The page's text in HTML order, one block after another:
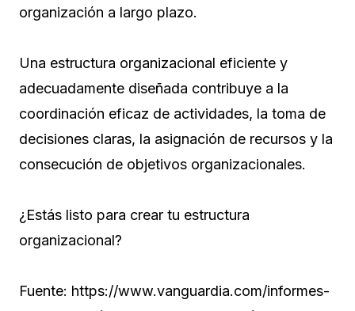
organización a largo plazo.
Una estructura organizacional eficiente y
adecuadamente diseñada contribuye a la
coordinación eficaz de actividades, la toma de
decisiones claras, la asignación de recursos y la
consecución de objetivos organizacionales.
¿Estás listo para crear tu estructura
organizacional?
Fuente: https://www.vanguardia.com/informes-